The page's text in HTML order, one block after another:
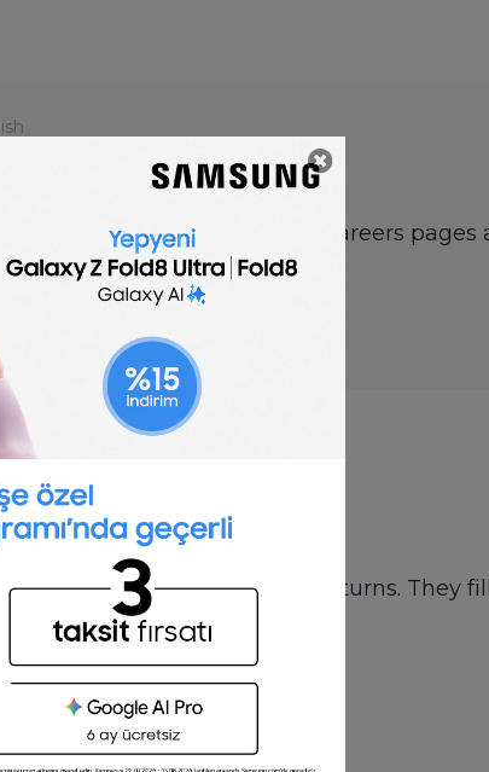
description
to online job boards or careers pages
company.
free
and businesses.
tax payments and returns. They
rules and regulations